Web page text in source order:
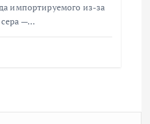
импортируемого из-за
—…